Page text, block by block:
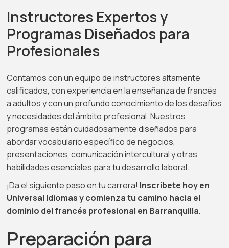
Instructores Expertos y
Programas Diseñados para
Profesionales
Contamos con un equipo de instructores altamente
calificados, con experiencia en la enseñanza de francés
a adultos y con un profundo conocimiento de los desafíos
y necesidades del ámbito profesional. Nuestros
programas están cuidadosamente diseñados para
abordar vocabulario específico de negocios,
presentaciones, comunicación intercultural y otras
habilidades esenciales para tu desarrollo laboral.
¡Da el siguiente paso en tu carrera! Inscríbete hoy en
Universal Idiomas y comienza tu camino hacia el
dominio del francés profesional en Barranquilla.
Preparación para